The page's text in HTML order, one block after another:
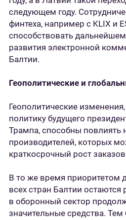
следующем году.
финтеха, например с KLIX и
способствовать
развития электронной
Балтии.
Геополитические и
Геополитические
политику будущего
Трампа, способны повлиять
производителей, которых
краткосрочный рост
В то же время приоритетом
всех стран Балтии остаются
в оборонный сектор
значительные средства.